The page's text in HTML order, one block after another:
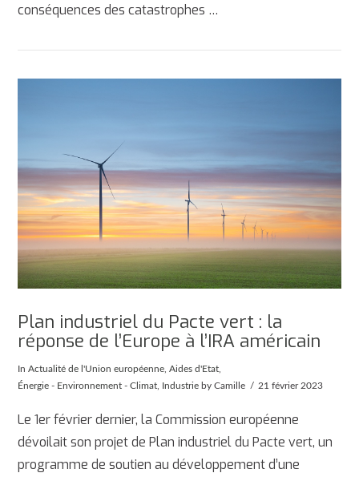
conséquences des catastrophes …
Plan industriel du Pacte vert : la
réponse de l’Europe à l’IRA américain
InActualité de l'Union européenne ,Aides d'Etat
Énergie - Environnement - Climat Industrie by Camille 21 février 2023
Le 1er février dernier, la Commission européenne
dévoilait son projet de Plan industriel du Pacte vert, un
programme de soutien au développement d’une